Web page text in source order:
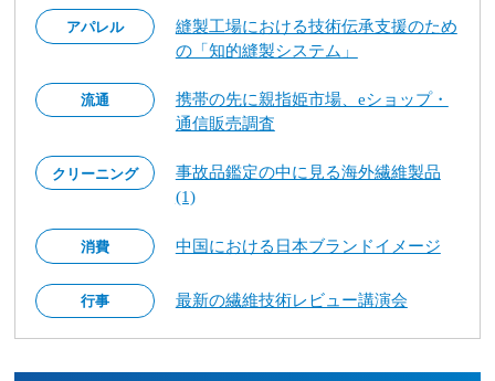
アパレル
縫製工場における技術伝承支援のため
の「知的縫製システム」
流通
携帯の先に親指姫市場、eショップ・
通信販売調査
クリーニング
事故品鑑定の中に見る海外繊維製品
(1)
消費 中国における日本ブランドイメージ
行事 最新の繊維技術レビュー講演会